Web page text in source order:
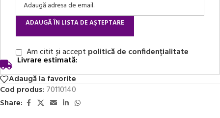
ADAUGĂ ÎN LISTA DE AȘTEPTARE
Am citit și accept politică de confidențialitate
Livrare estimată:
Adaugă la favorite
Cod produs: 70110140
Share: